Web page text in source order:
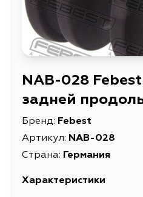
NAB-028
задней
Бренд: Febest
Артикул: NAB-028
Страна: Германия
Характеристики